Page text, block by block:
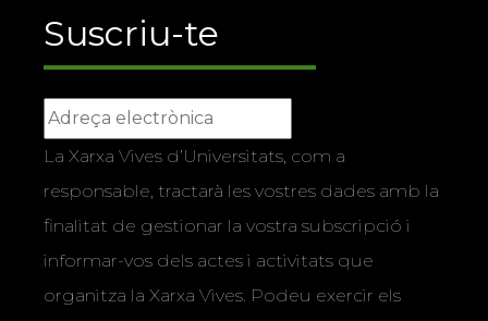
Suscriu-te
La Xarxa Vives d’Universitats, com a
responsable, tractarà les vostres dades amb la
finalitat de gestionar la vostra subscripció i
informar-vos dels actes i activitats que
organitza la Xarxa Vives. Podeu exercir els